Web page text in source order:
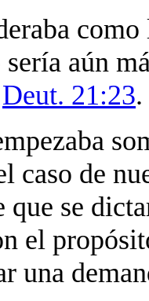
aún
Deut. 21:23.
caso de
que se
el
una